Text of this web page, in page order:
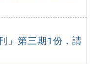
」第三期1份，請